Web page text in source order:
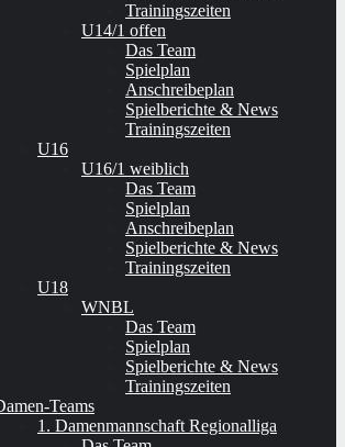
Trainingszeiten
U14/1 offen
Das Team
Spielplan
Anschreibeplan
Spielberichte & News
Trainingszeiten
U16
U16/1 weiblich
Das Team
Spielplan
Anschreibeplan
Spielberichte & News
Trainingszeiten
U18
WNBL
Das Team
Spielplan
Spielberichte & News
Trainingszeiten
Teams
1. Damenmannschaft Regionalliga